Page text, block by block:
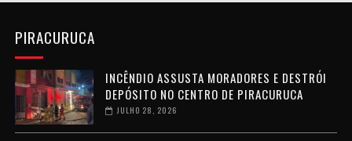
PIRACURUCA
INCÊNDIO ASSUSTA MORADORES E DESTRÓI
DEPÓSITO NO CENTRO DE PIRACURUCA
JULHO 28, 2026